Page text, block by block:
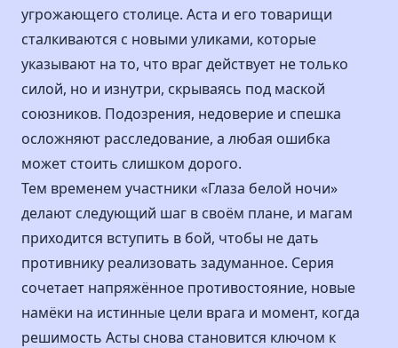
угрожающего столице. Аста и его товарищи
сталкиваются с новыми уликами, которые
указывают на то, что враг действует не только
силой, но и изнутри, скрываясь под маской
союзников. Подозрения, недоверие и спешка
осложняют расследование, а любая ошибка
может стоить слишком дорого.
Тем временем участники «Глаза белой ночи»
делают следующий шаг в своём плане, и магам
приходится вступить в бой, чтобы не дать
противнику реализовать задуманное. Серия
сочетает напряжённое противостояние, новые
намёки на истинные цели врага и момент, когда
решимость Асты снова становится ключом к